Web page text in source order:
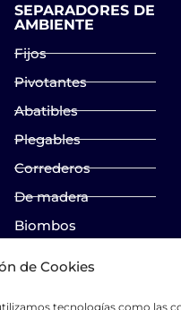
de Cookies
tecnologías como las
SEPARADORES DE
AMBIENTE
Fijos
Pivotantes
Abatibles
Plegables
Correderos
De madera
Biombos